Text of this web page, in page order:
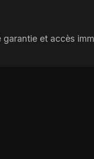
et accès